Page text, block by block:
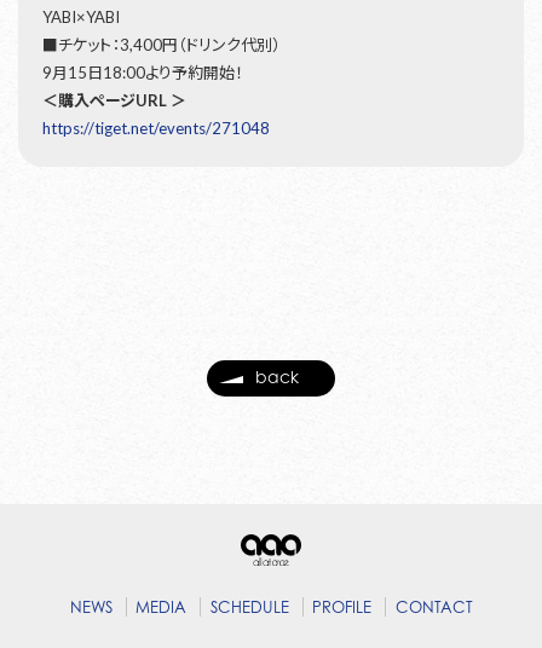
YABI×YABI
■チケット：3,400円（ドリンク代別）
9月15日18:00より予約開始！
＜購入ページURL ＞
https://tiget.net/events/271048
back
NEWS MEDIA SCHEDULE PROFILE CONTACT